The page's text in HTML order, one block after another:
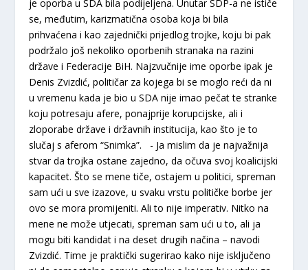
je oporba u SDA bila podijeljena. Unutar SDP-a ne ističe
se, međutim, karizmatična osoba koja bi bila
prihvaćena i kao zajednički prijedlog trojke, koju bi pak
podržalo još nekoliko oporbenih stranaka na razini
države i Federacije BiH. Najzvučnije ime oporbe ipak je
Denis Zvizdić, političar za kojega bi se moglo reći da ni
u vremenu kada je bio u SDA nije imao pečat te stranke
koju potresaju afere, ponajprije korupcijske, ali i
zloporabe države i državnih institucija, kao što je to
slučaj s aferom “Snimka”. - Ja mislim da je najvažnija
stvar da trojka ostane zajedno, da očuva svoj koalicijski
kapacitet. Što se mene tiče, ostajem u politici, spreman
sam ući u sve izazove, u svaku vrstu političke borbe jer
ovo se mora promijeniti. Ali to nije imperativ. Nitko na
mene ne može utjecati, spreman sam ući u to, ali ja
mogu biti kandidat i na deset drugih načina – navodi
Zvizdić. Time je praktički sugerirao kako nije isključeno